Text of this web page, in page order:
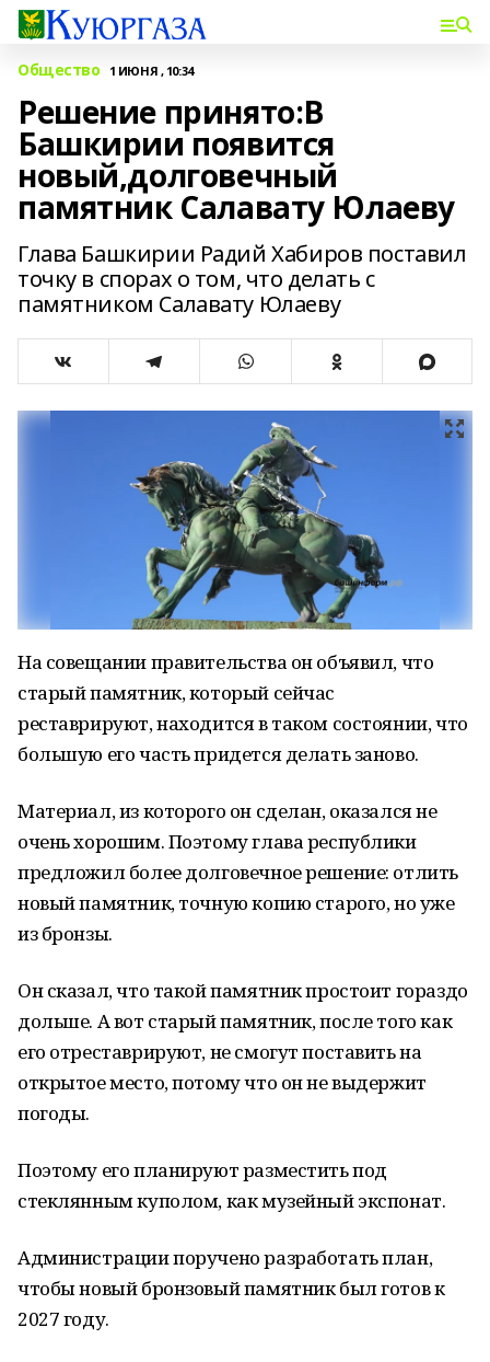
Общество 1 ИЮНЯ , 10:34
Решение принято:В
Башкирии появится
новый,долговечный
памятник Салавату Юлаеву
Глава Башкирии Радий Хабиров поставил
точку в спорах о том, что делать с
памятником Салавату Юлаеву
На совещании правительства он объявил, что
старый памятник, который сейчас
реставрируют, находится в таком состоянии, что
большую его часть придется делать заново.
Материал, из которого он сделан, оказался не
очень хорошим. Поэтому глава республики
предложил более долговечное решение: отлить
новый памятник, точную копию старого, но уже
из бронзы.
Он сказал, что такой памятник простоит гораздо
дольше. А вот старый памятник, после того как
его отреставрируют, не смогут поставить на
открытое место, потому что он не выдержит
погоды.
Поэтому его планируют разместить под
стеклянным куполом, как музейный экспонат.
Администрации поручено разработать план,
чтобы новый бронзовый памятник был готов к
2027 году.